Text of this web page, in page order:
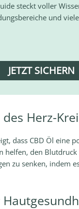
steckt voller
und
JETZT SICHERN
Herz-
dass CBD Öl eine
helfen, den
zu senken, indem